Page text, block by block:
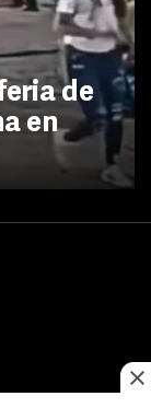
de
en